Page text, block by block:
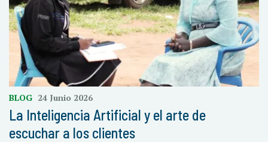
BLOG 24 Junio 2026
La Inteligencia Artificial y el arte de
escuchar a los clientes